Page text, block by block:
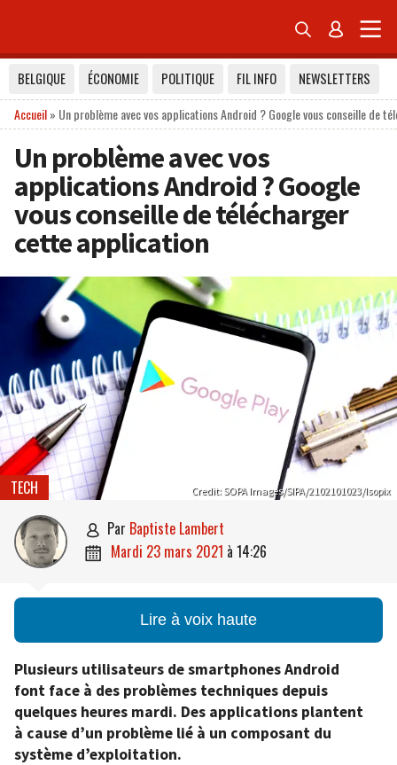
 
BELGIQUE ÉCONOMIE POLITIQUE FIL INFO
NEWSLETTERS
Accueil» Un problème avec vos applications Android ? Google vous conseille de
Un problème avec vos
applications Android ? Google
vous conseille de télécharger
cette application
Credit: SOPA Images/SIPA/2102101023/Isopix
TECH
 par Baptiste Lambert
 mardi 23 mars 2021 à 14:26
Lire à voix haute
Plusieurs utilisateurs de smartphones Android
font face à des problèmes techniques depuis
quelques heures mardi. Des applications plantent
à cause d’un problème lié à un composant du
système d’exploitation.